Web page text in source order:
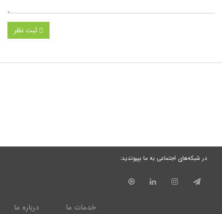
ثبت نظر
در شبکه‌های اجتماعی به ما بپیوندید:
درباره ما خدمات ما